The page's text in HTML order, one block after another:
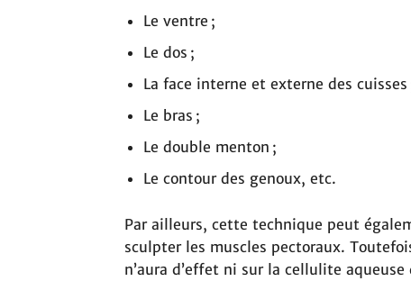
Le ventre ;
Le dos ;
La face interne et externe des cuisses
Le bras ;
Le double menton ;
Le contour des genoux, etc.
Par ailleurs, cette technique peut
sculpter les muscles pectoraux.
n’aura d’effet ni sur la cellulite